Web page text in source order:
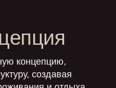
концепцию,
создавая